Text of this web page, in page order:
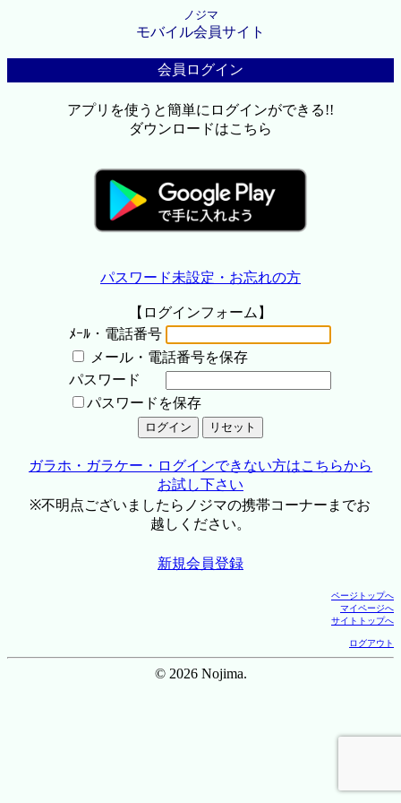
ノジマ
モバイル会員サイト
会員ログイン
アプリを使うと簡単にログインができる!!
ダウンロードはこちら
パスワード未設定・お忘れの方
【ログインフォーム】
ﾒｰﾙ・電話番号
メール・電話番号を保存
パスワード
パスワードを保存
ガラホ・ガラケー・ログインできない方はこちらから
お試し下さい
※不明点ございましたらノジマの携帯コーナーまでお
越しください。
新規会員登録
ページトップへ
マイページへ
サイトトップへ
ログアウト
© 2026 Nojima.